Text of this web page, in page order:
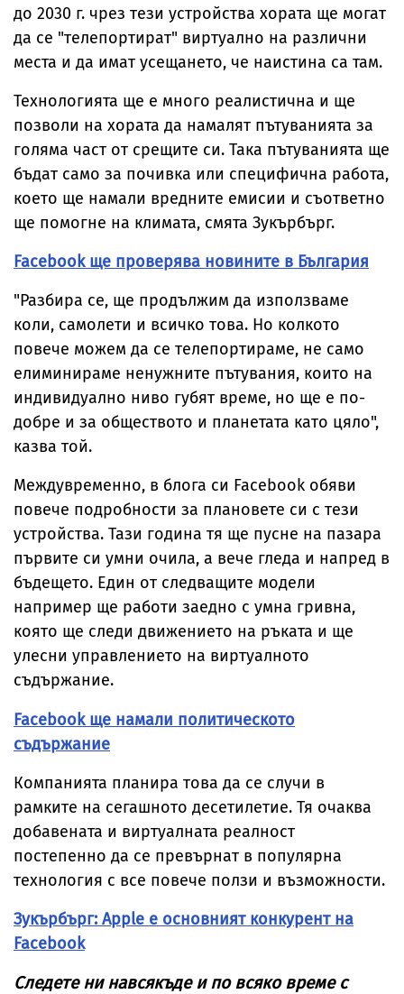
до 2030 г. чрез тези устройства хората ще могат
да се "телепортират" виртуално на различни
места и да имат усещането, че наистина са там.
Технологията ще е много реалистична и ще
позволи на хората да намалят пътуванията за
голяма част от срещите си. Така пътуванията ще
бъдат само за почивка или специфична работа,
което ще намали вредните емисии и съответно
ще помогне на климата, смята Зукърбърг.
Facebook ще проверява новините в България
"Разбира се, ще продължим да използваме
коли, самолети и всичко това. Но колкото
повече можем да се телепортираме, не само
елиминираме ненужните пътувания, които на
индивидуално ниво губят време, но ще е по-
добре и за обществото и планетата като цяло",
казва той.
Междувременно, в блога си Facebook обяви
повече подробности за плановете си с тези
устройства. Тази година тя ще пусне на пазара
първите си умни очила, а вече гледа и напред в
бъдещето. Един от следващите модели
например ще работи заедно с умна гривна,
която ще следи движението на ръката и ще
улесни управлението на виртуалното
съдържание.
Facebook ще намали политическото
съдържание
Компанията планира това да се случи в
рамките на сегашното десетилетие. Тя очаква
добавената и виртуалната реалност
постепенно да се превърнат в популярна
технология с все повече ползи и възможности.
Зукърбърг: Apple е основният конкурент на
Facebook
Следете ни навсякъде и по всяко време с